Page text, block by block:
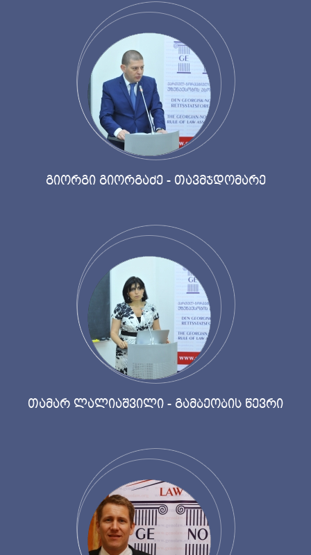
გიორგი გიორგაძე - თავმჯდომარე
თამარ ლალიაშვილი - გამბეობის წევრი